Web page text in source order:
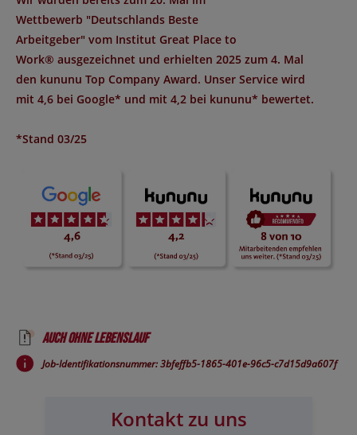
Wettbewerb "Deutschlands Beste
Arbeitgeber" vom Institut Great Place to
Work® ausgezeichnet und erhielten 2025 zum 4. Mal
den kununu Top Company Award. Unser Service wird
mit 4,6 bei Google* und mit 4,2 bei kununu* bewertet.
*Stand 03/25
Auch ohne Lebenslauf
Job-Identifikationsnummer: 3bfeffb5-1865-401e-96c5-c7d15d9a607f
Kontakt zu uns